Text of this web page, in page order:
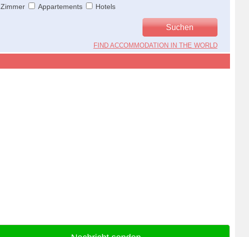
Zimmer Appartements Hotels
FIND ACCOMMODATION IN THE WORLD